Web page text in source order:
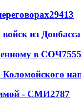
29413
из Донбасса
в СОЧ7555
- СМИ2787